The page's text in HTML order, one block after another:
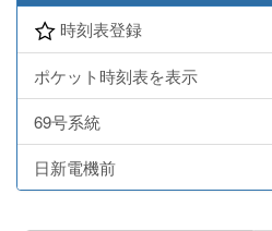
時刻表登録
ポケット時刻表を表示
69号系統
日新電機前